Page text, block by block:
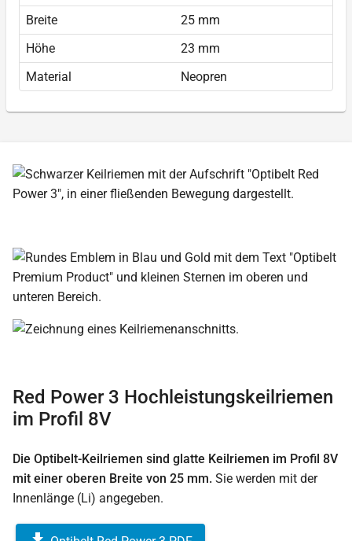
Breite
25 mm
Höhe
23 mm
Material
Neopren
Red Power 3 Hochleistungskeilriemen
im Profil 8V
Die Optibelt-Keilriemen sind glatte Keilriemen im Profil 8V
mit einer oberen Breite von 25 mm. Sie werden mit der
Innenlänge (Li) angegeben.